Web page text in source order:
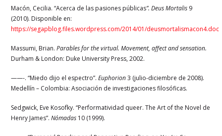
Macón, Cecilia. “Acerca de las pasiones públicas”. Deus Mortalis 9
(2010). Disponible en:
https://segapblog.files.wordpress.com/2014/01/deusmortalismacon4.doc
Massumi, Brian.Parables for the virtual. Movement, affect and sensation.
Durham & London: Duke University Press, 2002.
——-. “Miedo dijo el espectro”.Euphorion3 (julio-diciembre de 2008).
Medellín – Colombia: Asociación de investigaciones filosóficas.
Sedgwick, Eve Kosofky. “Performatividad queer. The Art of the Novel de
Henry James”.Nómadas 10 (1999).